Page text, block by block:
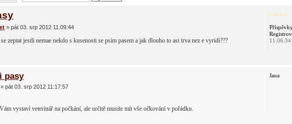
» pát 03. srp 2012 11:09:44
zeptat jestli nemae nekdo s kusenosti se psim pasem a jak dlouho to asi trva nez e vyridi???
market
11:06:34
pasy
» pát 03. srp 2012 11:17:57
vystaví veterinář na počkání, ale určitě musíte mít vše očkování v pořádku.
Jana